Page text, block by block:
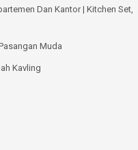
Dan Kantor | Kitchen Set,
Muda
Kavling